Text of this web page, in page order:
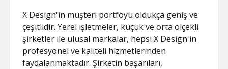
X Design'in müşteri portföyü oldukça geniş ve
çeşitlidir. Yerel işletmeler, küçük ve orta ölçekli
şirketler ile ulusal markalar, hepsi X Design'in
profesyonel ve kaliteli hizmetlerinden
faydalanmaktadır. Şirketin başarıları,